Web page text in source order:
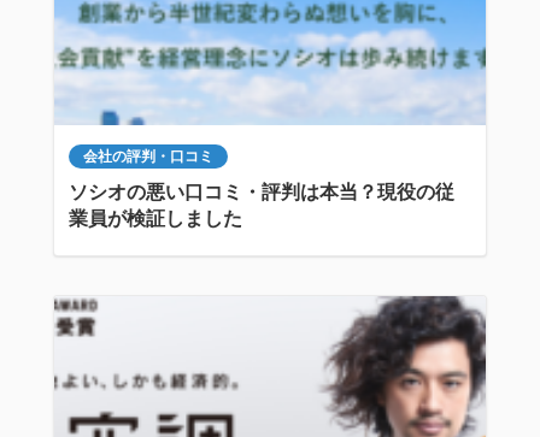
会社の評判・口コミ
ソシオの悪い口コミ・評判は本当？現役の従
業員が検証しました